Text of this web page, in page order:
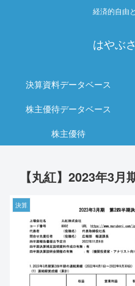
経済的自由
はやぶ
決算資料データベース
株主優待データベース
株主優待
【丸紅】2023年3
決算